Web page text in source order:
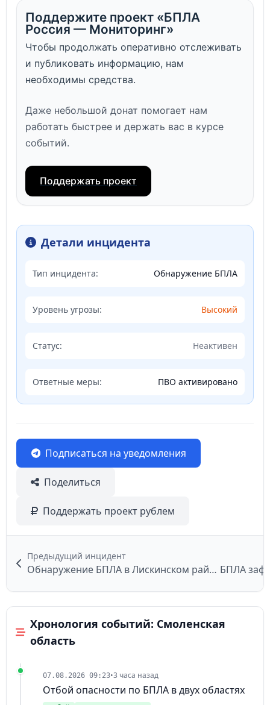
Поддержите проект «БПЛА
Россия — Мониторинг»
Чтобы продолжать оперативно отслеживать
и публиковать информацию, нам
необходимы средства.
Даже небольшой донат помогает нам
работать быстрее и держать вас в курсе
событий.
Поддержать проект
Детали инцидента
Тип инцидента: Обнаружение БПЛА
Уровень угрозы: Высокий
Статус: Неактивен
Ответные меры: ПВО активировано
Подписаться на уведомления
Поделиться
Поддержать проект рублем
Предыдущий инцидент
Обнаружение БПЛА в Лискинском районе
Хронология событий: Смоленская
область
07.08.2026 09:23•3 часа назад
Отбой опасности по БПЛА в двух областях